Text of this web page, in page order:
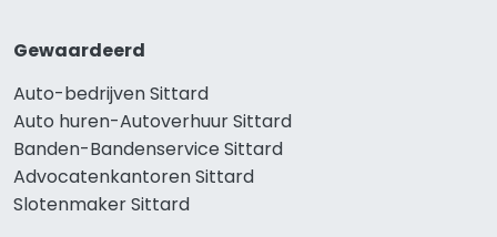
Gewaardeerd
Auto-bedrijven Sittard
Auto huren-Autoverhuur Sittard
Banden-Bandenservice Sittard
Advocatenkantoren Sittard
Slotenmaker Sittard